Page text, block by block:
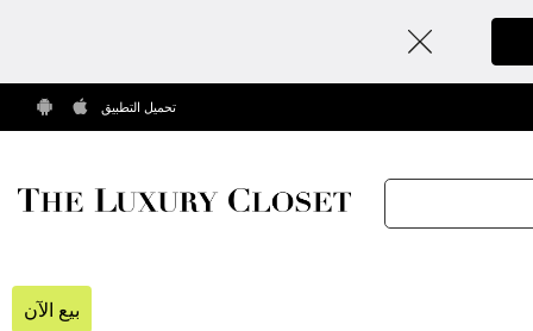
تحميل التطبيق
بيع الآن